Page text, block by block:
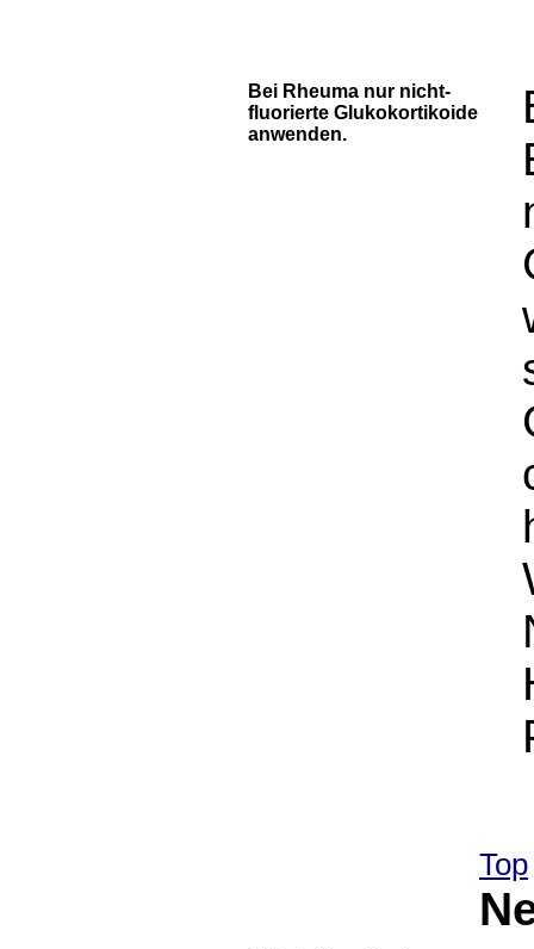
Bei Rheuma nur nicht-
fluorierte Glukokortikoide
anwenden.
Top